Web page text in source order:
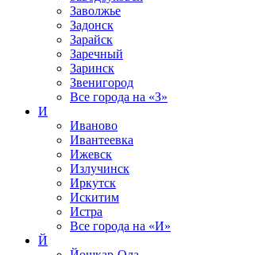
Заволжье
Задонск
Зарайск
Заречный
Заринск
Звенигород
Все города на «З»
И
Иваново
Ивантеевка
Ижевск
Излучинск
Иркутск
Искитим
Истра
Все города на «И»
Й